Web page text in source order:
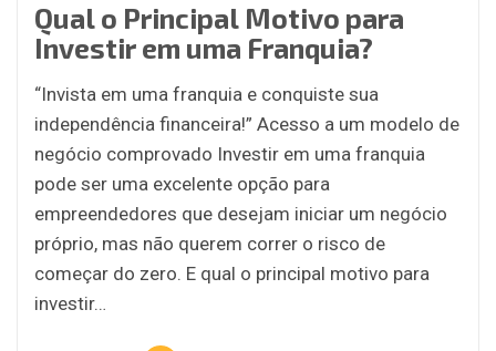
Qual o Principal Motivo para
Investir em uma Franquia?
“Invista em uma franquia e conquiste sua
independência financeira!” Acesso a um modelo de
negócio comprovado Investir em uma franquia
pode ser uma excelente opção para
empreendedores que desejam iniciar um negócio
próprio, mas não querem correr o risco de
começar do zero. E qual o principal motivo para
investir…